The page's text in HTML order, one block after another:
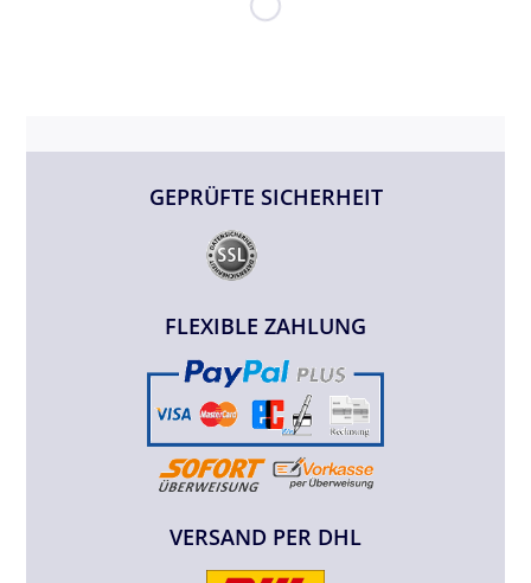
GEPRÜFTE SICHERHEIT
FLEXIBLE ZAHLUNG
VERSAND PER DHL